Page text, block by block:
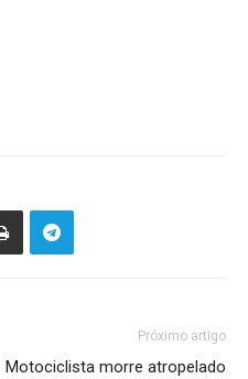
Próximo artigo
Motociclista morre atropelado